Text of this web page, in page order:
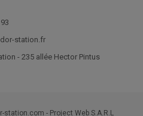
station.fr
- 235 allée Hector Pintus
- Project Web S.A.R.L